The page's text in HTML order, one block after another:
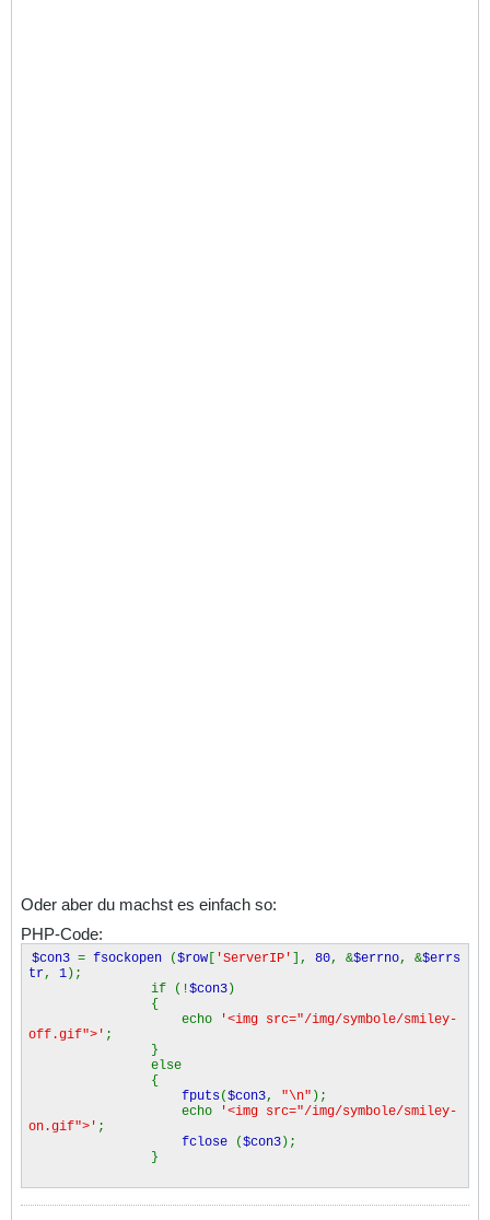
Oder aber du machst es einfach so:
PHP-Code:
$con3 = fsockopen ($row [ 'ServerIP' ], 80, &$errno, &$errs
tr, 1);
if (!$con3)
{
echo
'<img src="/img/symbole/smiley-
off.gif">' ;
}
else
{
fputs($con3, "\n" );
echo
'<img src="/img/symbole/smiley-
on.gif">' ;
fclose
($con3);
}